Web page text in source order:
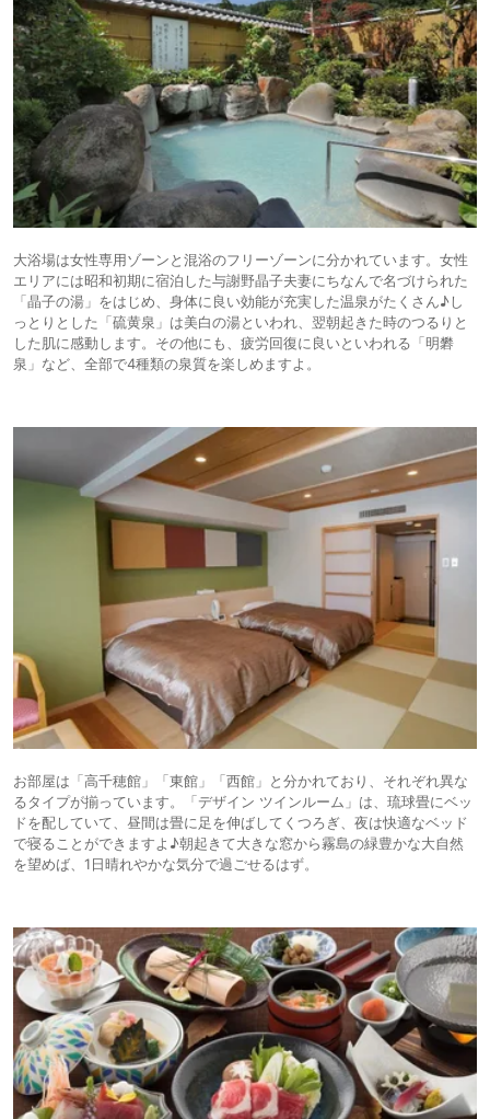
大浴場は女性専用ゾーンと混浴のフリーゾーンに分かれています。女性
エリアには昭和初期に宿泊した与謝野晶子夫妻にちなんで名づけられた
「晶子の湯」をはじめ、身体に良い効能が充実した温泉がたくさん♪し
っとりとした「硫黄泉」は美白の湯といわれ、翌朝起きた時のつるりと
した肌に感動します。その他にも、疲労回復に良いといわれる「明礬
泉」など、全部で4種類の泉質を楽しめますよ。
お部屋は「高千穂館」「東館」「西館」と分かれており、それぞれ異な
るタイプが揃っています。「デザイン ツインルーム」は、琉球畳にベッ
ドを配していて、昼間は畳に足を伸ばしてくつろぎ、夜は快適なベッド
で寝ることができますよ♪朝起きて大きな窓から霧島の緑豊かな大自然
を望めば、1日晴れやかな気分で過ごせるはず。